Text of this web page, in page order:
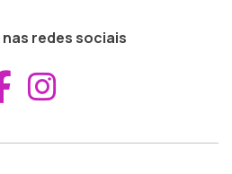
redes sociais
Aceder ao